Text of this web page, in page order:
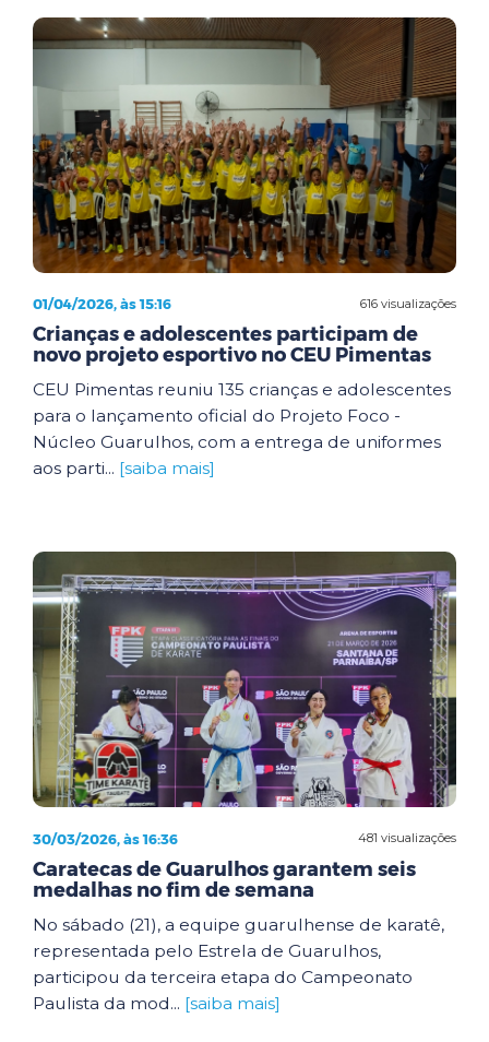
616 visualizações
01/04/2026, às 15:16
Crianças e adolescentes participam de
novo projeto esportivo no CEU Pimentas
CEU Pimentas reuniu 135 crianças e adolescentes
para o lançamento oficial do Projeto Foco -
Núcleo Guarulhos, com a entrega de uniformes
aos parti... [saiba mais]
481 visualizações
30/03/2026, às 16:36
Caratecas de Guarulhos garantem seis
medalhas no fim de semana
No sábado (21), a equipe guarulhense de karatê,
representada pelo Estrela de Guarulhos,
participou da terceira etapa do Campeonato
Paulista da mod... [saiba mais]